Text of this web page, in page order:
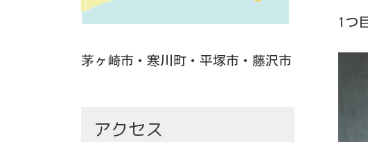
1つ
茅ヶ崎市・寒川町・平塚市・藤沢市
アクセス